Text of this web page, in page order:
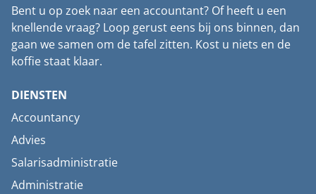
Bent u op zoek naar een accountant? Of heeft u een
knellende vraag? Loop gerust eens bij ons binnen, dan
gaan we samen om de tafel zitten. Kost u niets en de
koffie staat klaar.
DIENSTEN
Accountancy
Advies
Salarisadministratie
Administratie